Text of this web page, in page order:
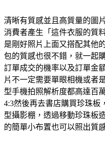
清晰有質感並且高質量的圖
消費者產生「這件衣服的質
是剛好照片上面又搭配其他
包的質感也很不錯，就一起
訂單成交的機率以及訂單金
片不一定需要單眼相機或者
型手機拍照解析度都高達百
4:3然後再去書店購買珍珠板
型攝影棚，透過移動珍珠板
的簡單小布置也可以照出質